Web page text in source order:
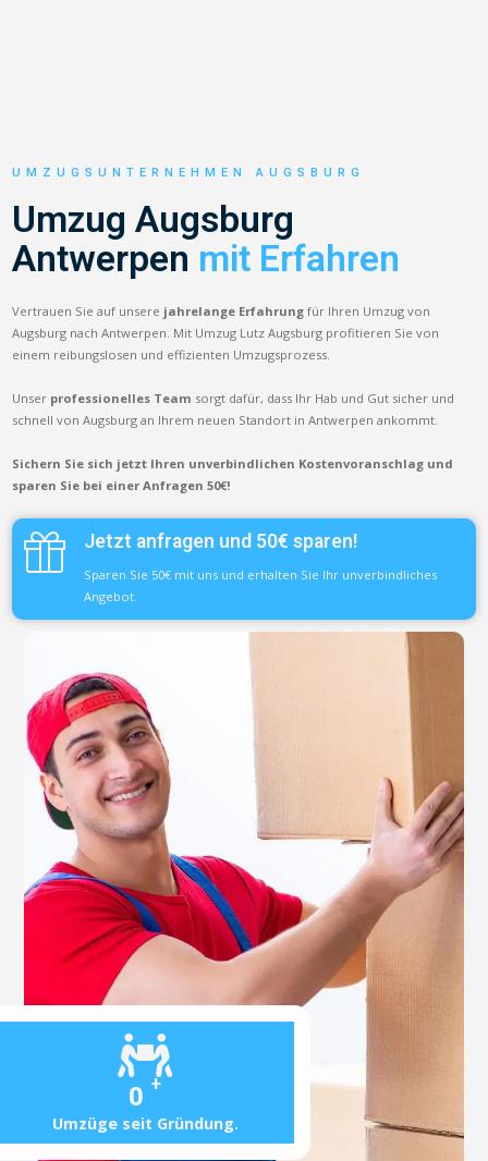
0 +
Umzüge seit Gründung.
UMZUGSUNTERNEHMEN AUGSBURG
Umzug Augsburg
Antwerpen mit Erfahren
Vertrauen Sie auf unsere jahrelange Erfahrung für Ihren Umzug von
Augsburg nach Antwerpen. Mit Umzug Lutz Augsburg profitieren Sie von
einem reibungslosen und effizienten Umzugsprozess.
Unser professionelles Team sorgt dafür, dass Ihr Hab und Gut sicher und
schnell von Augsburg an Ihrem neuen Standort in Antwerpen ankommt.
Sichern Sie sich jetzt Ihren unverbindlichen Kostenvoranschlag und
sparen Sie bei einer Anfragen 50€!
Jetzt anfragen und 50€ sparen!
Sparen Sie 50€ mit uns und erhalten Sie Ihr unverbindliches
Angebot.